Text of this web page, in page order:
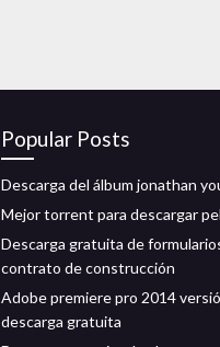
Popular Posts
Descarga del álbum jonathan
Mejor torrent para descargar
Descarga gratuita de
contrato de construcción
Adobe premiere pro 2014
descarga gratuita